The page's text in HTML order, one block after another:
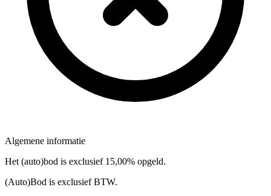
Algemene informatie
Het (auto)bod is exclusief 15,00% opgeld.
(Auto)Bod is exclusief BTW.